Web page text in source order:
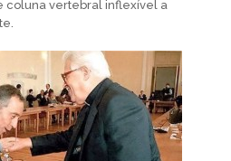
coluna vertebral inflexível a